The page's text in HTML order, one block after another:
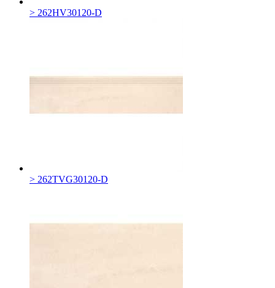
> 262HV30120-D
> 262TVG30120-D